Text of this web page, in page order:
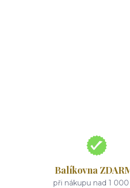
Balíkovna
při nákupu nad 1 000